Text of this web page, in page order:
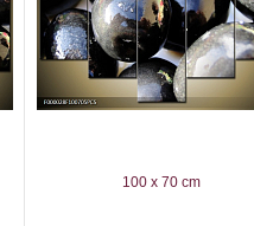
100 x 70 cm